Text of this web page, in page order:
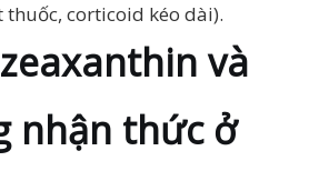
thuốc, corticoid kéo dài).
và
nhận thức ở